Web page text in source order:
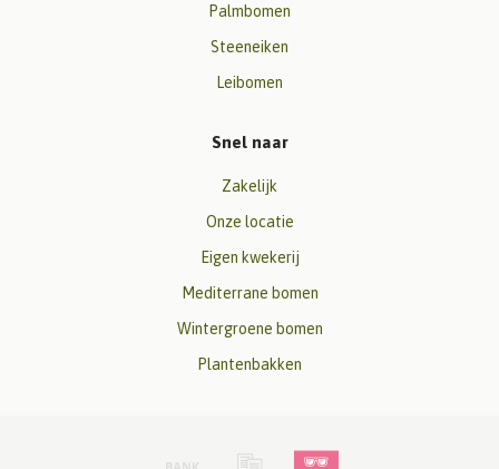
Palmbomen
Steeneiken
Leibomen
Snel naar
Zakelijk
Onze locatie
Eigen kwekerij
Mediterrane bomen
Wintergroene bomen
Plantenbakken